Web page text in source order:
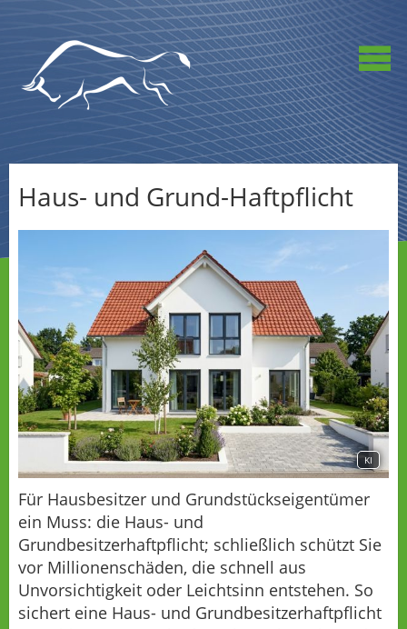
Haus- und Grund-Haftpflicht
KI
Für Hausbesitzer und Grundstückseigentümer
ein Muss: die Haus- und
Grundbesitzerhaftpflicht; schließlich schützt Sie
vor Millionenschäden, die schnell aus
Unvorsichtigkeit oder Leichtsinn entstehen. So
sichert eine Haus- und Grundbesitzerhaftpflicht